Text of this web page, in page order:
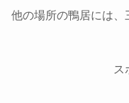
他の場所の鴨居には、
ス